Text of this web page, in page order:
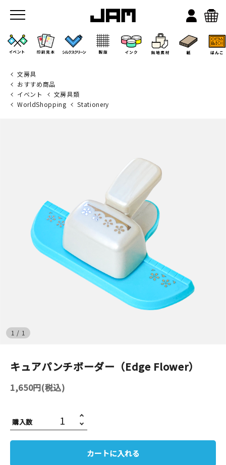
イベント
はんこ
雑貨
文房具
文房具
おすすめ商品
イベント
文房具類
WorldShopping
Stationery
1 / 1
キュアパンチボーダー（Edge Flower）
1,650円(税込)
購入数
カートに入れる